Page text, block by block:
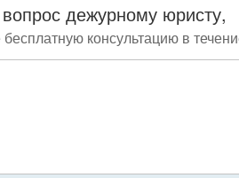
дежурному юристу,
бесплатную консультацию в